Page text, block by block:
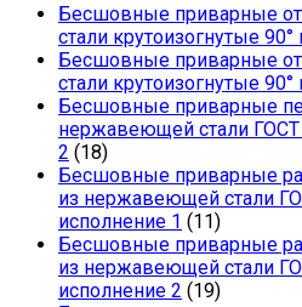
Бесшовные приварные
стали крутоизогнутые
Бесшовные приварные
стали крутоизогнутые
Бесшовные приварные
нержавеющей стали
2 (18)
Бесшовные приварные
из нержавеющей стали
исполнение 1 (11)
Бесшовные приварные
из нержавеющей стали
исполнение 2 (19)